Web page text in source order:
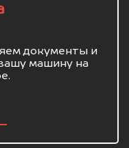
документы и
машину на